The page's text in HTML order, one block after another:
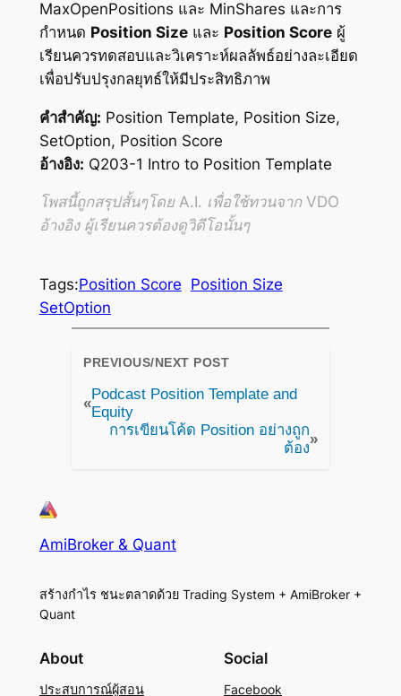
MaxOpenPositions และ MinShares และการ
กำหนด Position Sizeและ Position Scoreผู้
เรียนควรทดสอบและวิเคราะห์ผลลัพธ์อย่างละเอียด
เพื่อปรับปรุงกลยุทธ์ให้มีประสิทธิภาพ
คำสำคัญ: Position Template, Position Size,
SetOption, Position Score
อ้างอิง: Q203-1 Intro to Position Template
โพสนี้ถูกสรุปสั้นๆโดย A.I. เพื่อใช้ทวนจาก VDO
อ้างอิง ผู้เรียนควรต้องดูวิดีโอนั้นๆ
Tags:Position Score Position Size
SetOption
PREVIOUS/NEXT POST
«
Podcast Position Template and
Equity
การเขียนโค้ด Position อย่างถูก
ต้อง
»
AmiBroker & Quant
สร้างกำไร ชนะตลาดด้วย Trading System + AmiBroker +
Quant
About
ประสบการณ์ผู้สอน
Social
Facebook